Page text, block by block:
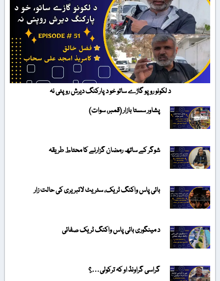
د لکونو روپو گاڑے ساتو خو د پارکنگ دیرش روپئی نہ
پشاور سستا بازار (قمبر، سوات)
شوگر کے ساتھ رمضان گزارنے کا محتاط طریقہ
بائی پاس واکنگ ٹریک، سٹریٹ لائبریری کی حالت زار
د مینگوری بائی پاس واکنگ ٹریک صفائی
گراسی گراونڈ او کہ ترکولی….؟